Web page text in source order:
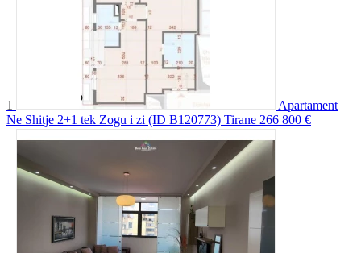
1
Apartament
Ne Shitje 2+1 tek Zogu i zi (ID B120773) Tirane 266 800 €